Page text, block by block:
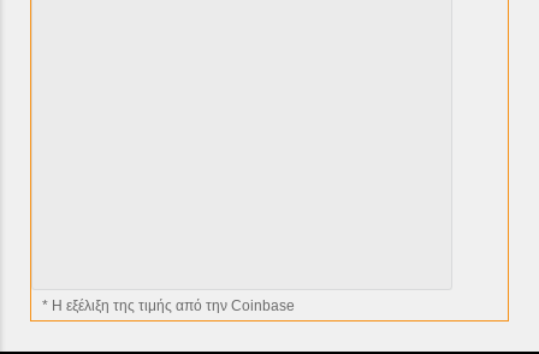
* H εξέλιξη της τιμής από την Coinbase